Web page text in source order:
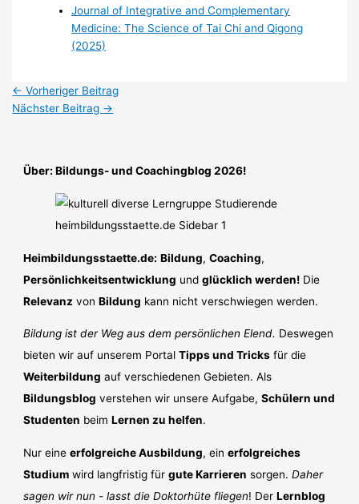
Journal of Integrative and Complementary
Medicine: The Science of Tai Chi and Qigong
(2025)
← Vorheriger Beitrag
Nächster Beitrag →
Über: Bildungs- und Coachingblog 2026!
Heimbildungsstaette.de: Bildung,Coaching,
Persönlichkeitsentwicklung undglücklich werden! Die
Relevanz vonBildung kann nicht verschwiegen werden.
Bildung ist der Weg aus dem persönlichen Elend. Deswegen
bieten wir auf unserem PortalTipps und Tricks für die
Weiterbildung auf verschiedenen Gebieten. Als
Bildungsblog verstehen wir unsere Aufgabe,Schülern und
Studenten beimLernen zu helfen.
Nur eineerfolgreiche Ausbildung, einerfolgreiches
Studium wird langfristig fürgute Karrieren sorgen.Daher
sagen wir nun - lasst die Doktorhüte fliegen! DerLernblog